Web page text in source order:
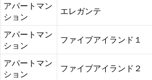
アパートマン
ション
エレガンテ
アパートマン
ション
ファイブアイランド１
アパートマン
ション
ファイブアイランド２